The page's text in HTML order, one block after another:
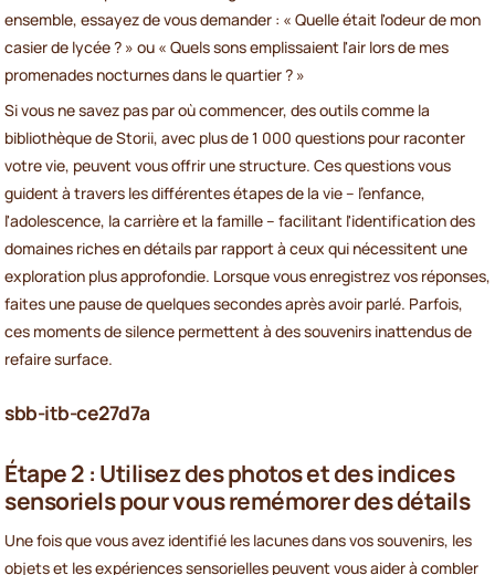
ensemble, essayez de vous demander : « Quelle était l'odeur de mon
casier de lycée ? » ou « Quels sons emplissaient l'air lors de mes
promenades nocturnes dans le quartier ? »
Si vous ne savez pas par où commencer, des outils comme la
bibliothèque de Storii, avec plus de 1 000 questions pour raconter
votre vie, peuvent vous offrir une structure. Ces questions vous
guident à travers les différentes étapes de la vie – l'enfance,
l'adolescence, la carrière et la famille – facilitant l'identification des
domaines riches en détails par rapport à ceux qui nécessitent une
exploration plus approfondie. Lorsque vous enregistrez vos réponses,
faites une pause de quelques secondes après avoir parlé. Parfois,
ces moments de silence permettent à des souvenirs inattendus de
refaire surface.
sbb-itb-ce27d7a
Étape 2 : Utilisez des photos et des indices
sensoriels pour vous remémorer des détails
Une fois que vous avez identifié les lacunes dans vos souvenirs, les
objets et les expériences sensorielles peuvent vous aider à combler